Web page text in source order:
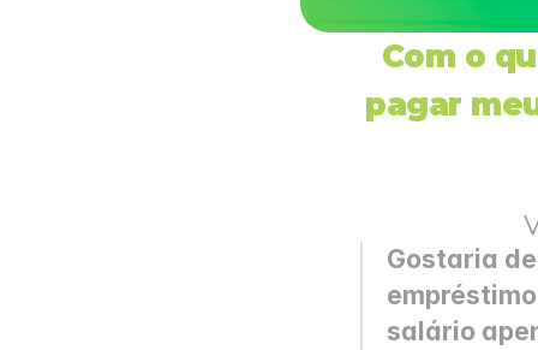
Com o
pagar
Gostaria
salário